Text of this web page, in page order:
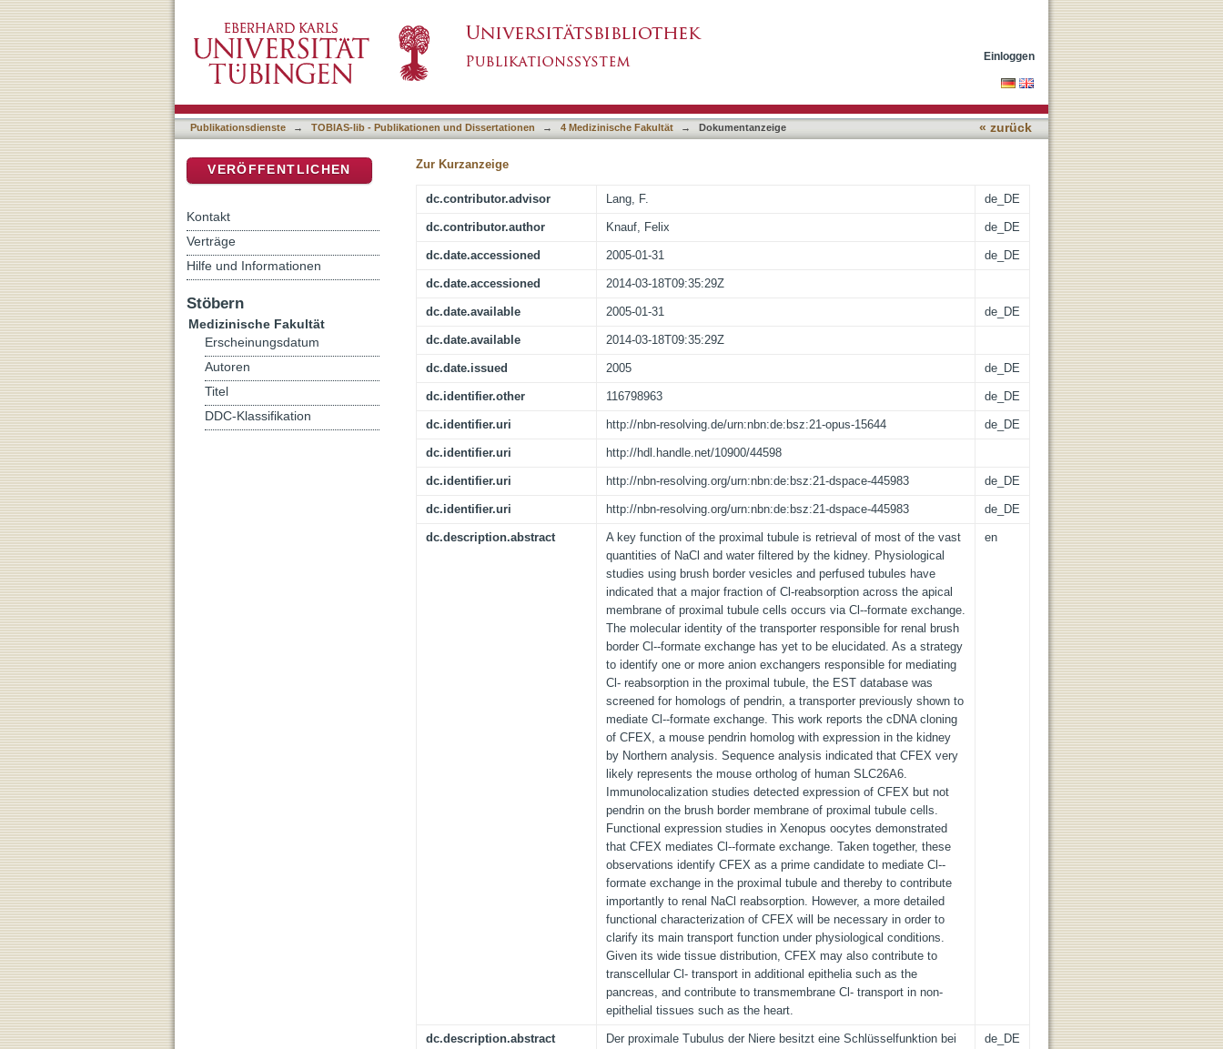
proximal tubule cells
Einloggen
Publikationsdienste → TOBIAS-lib - Publikationen und Dissertationen → 4 Medizinische Fakultät → Dokumentanzeige « zurück
Zur Kurzanzeige
dc.contributor.advisor Lang, F. de_DE
dc.contributor.author Knauf, Felix de_DE
dc.date.accessioned 2005-01-31 de_DE
dc.date.accessioned 2014-03-18T09:35:29Z
dc.date.available 2005-01-31 de_DE
dc.date.available 2014-03-18T09:35:29Z
dc.date.issued 2005 de_DE
dc.identifier.other 116798963 de_DE
dc.identifier.uri http://nbn-resolving.de/urn:nbn:de:bsz:21-opus-15644 de_DE
dc.identifier.uri http://hdl.handle.net/10900/44598
dc.identifier.uri http://nbn-resolving.org/urn:nbn:de:bsz:21-dspace-445983 de_DE
dc.identifier.uri http://nbn-resolving.org/urn:nbn:de:bsz:21-dspace-445983 de_DE
dc.description.abstract
A key function of the proximal tubule is retrieval of most of the vast
quantities of NaCl and water filtered by the kidney. Physiological
studies using brush border vesicles and perfused tubules have
indicated that a major fraction of Cl-reabsorption across the apical
membrane of proximal tubule cells occurs via Cl--formate exchange.
The molecular identity of the transporter responsible for renal brush
border Cl--formate exchange has yet to be elucidated. As a strategy
to identify one or more anion exchangers responsible for mediating
Cl- reabsorption in the proximal tubule, the EST database was
screened for homologs of pendrin, a transporter previously shown to
mediate Cl--formate exchange. This work reports the cDNA cloning
of CFEX, a mouse pendrin homolog with expression in the kidney
by Northern analysis. Sequence analysis indicated that CFEX very
likely represents the mouse ortholog of human SLC26A6.
Immunolocalization studies detected expression of CFEX but not
pendrin on the brush border membrane of proximal tubule cells.
Functional expression studies in Xenopus oocytes demonstrated
that CFEX mediates Cl--formate exchange. Taken together, these
observations identify CFEX as a prime candidate to mediate Cl--
formate exchange in the proximal tubule and thereby to contribute
importantly to renal NaCl reabsorption. However, a more detailed
functional characterization of CFEX will be necessary in order to
clarify its main transport function under physiological conditions.
Given its wide tissue distribution, CFEX may also contribute to
transcellular Cl- transport in additional epithelia such as the
pancreas, and contribute to transmembrane Cl- transport in non-
epithelial tissues such as the heart.
en
dc.description.abstract
Der proximale Tubulus der Niere besitzt eine Schlüsselfunktion bei
de_DE
VERÖFFENTLICHEN
Kontakt
Verträge
Hilfe und Informationen
Stöbern
Medizinische Fakultät
Erscheinungsdatum
Autoren
Titel
DDC-Klassifikation